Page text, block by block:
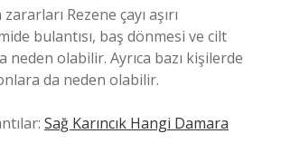
zararları Rezene çayı aşırı
bulantısı, baş dönmesi ve cilt
neden olabilir. Ayrıca bazı kişilerde
da neden olabilir.
Sağ Karıncık Hangi Damara